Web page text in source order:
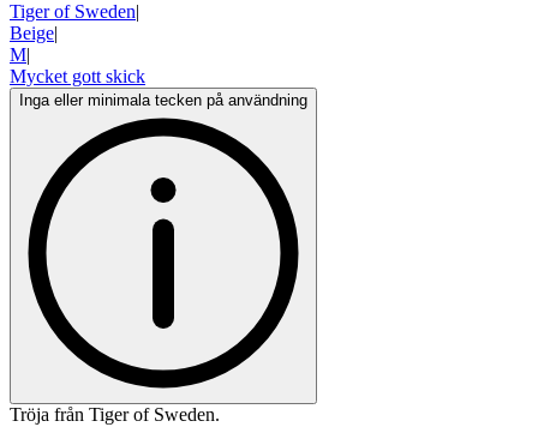
Tiger of Sweden|
Beige|
M|
Mycket gott skick
Inga eller minimala tecken på användning
Tröja från Tiger of Sweden.